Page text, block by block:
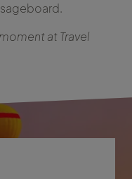
at Travel